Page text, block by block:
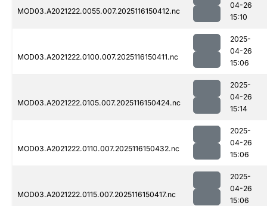
MOD03.A2021222.0055.007.2025116150412.nc
04-26
15:10
MOD03.A2021222.0100.007.2025116150411.nc
2025-
04-26
15:06
MOD03.A2021222.0105.007.2025116150424.nc
2025-
04-26
15:14
MOD03.A2021222.0110.007.2025116150432.nc
2025-
04-26
15:06
MOD03.A2021222.0115.007.2025116150417.nc
2025-
04-26
15:06